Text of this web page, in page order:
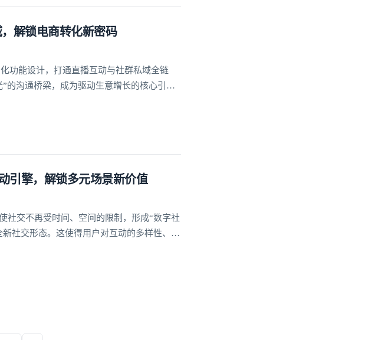
解锁电商转化新密码
功能设计，打通直播互动与社群私域全链
的沟通桥梁，成为驱动生意增长的核心引
引擎，解锁多元场景新价值
社交不再受时间、空间的限制，形成“数字社
社交形态。这使得用户对互动的多样性、稳